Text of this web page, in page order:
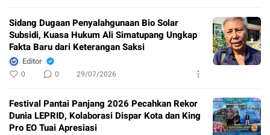
Sidang Dugaan Penyalahgunaan Bio Solar
Subsidi, Kuasa Hukum Ali Simatupang Ungkap
Fakta Baru dari Keterangan Saksi
Editor
0 0 29/07/2026
Festival Pantai Panjang 2026 Pecahkan Rekor
Dunia LEPRID, Kolaborasi Dispar Kota dan King
Pro EO Tuai Apresiasi